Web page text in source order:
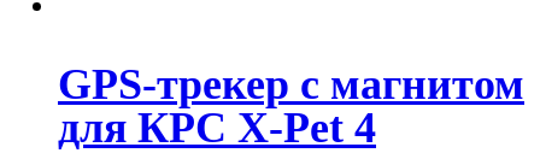
GPS-трекер с магнитом
для КРС X-Pet 4